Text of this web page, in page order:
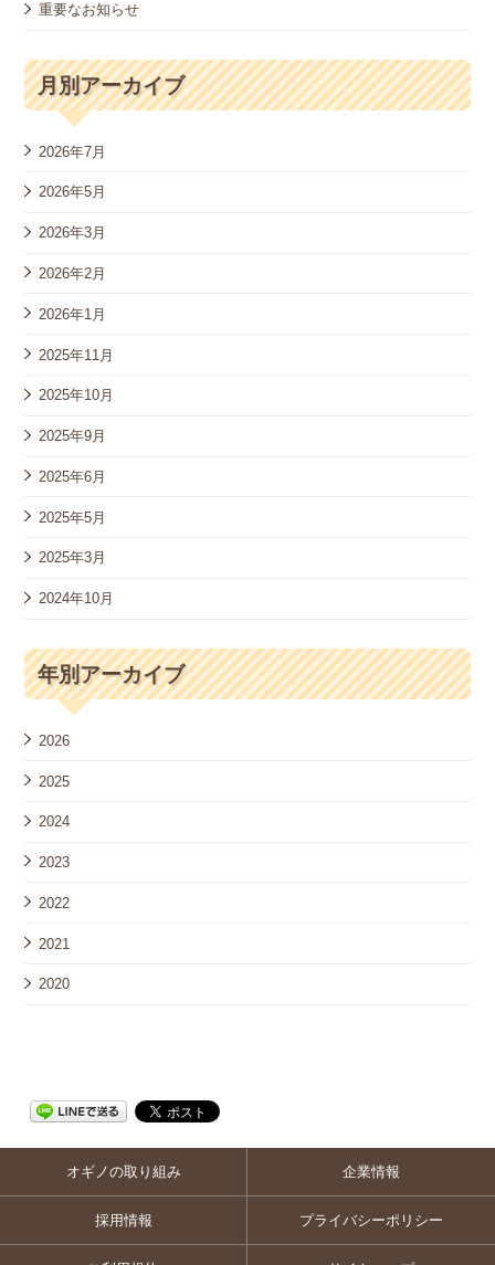
重要なお知らせ
月別アーカイブ
2026年7月
2026年5月
2026年3月
2026年2月
2026年1月
2025年11月
2025年10月
2025年9月
2025年6月
2025年5月
2025年3月
2024年10月
年別アーカイブ
2026
2025
2024
2023
2022
2021
2020
オギノの取り組み 企業情報
採用情報 プライバシーポリシー